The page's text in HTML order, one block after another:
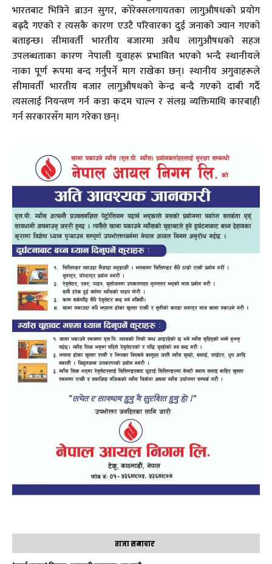
भारतबाट भित्रिने ब्राउन सुगर, कोरेक्सलगायतका लागुऔषधको प्रयोग
बढ्दै गएको र त्यसकै कारण एउटै परिवारका दुई जनाको ज्यान गएको
बताइन्छ। सीमावर्ती भारतीय बजारमा अवैध लागुऔषधको सहज
उपलब्धताका कारण नेपाली युवाहरू प्रभावित भएको भन्दै स्थानीयले
नाका पूर्ण रूपमा बन्द गर्नुपर्ने माग राखेका छन्। स्थानीय अगुवाहरूले
सीमावर्ती भारतीय बजार लागुऔषधको केन्द्र बन्दै गएको दाबी गर्दै
त्यसलाई नियन्त्रण गर्न कडा कदम चाल्न र संलग्न व्यक्तिमाथि कारबाही
गर्न सरकारसँग माग गरेका छन्।
ताजा समाचार